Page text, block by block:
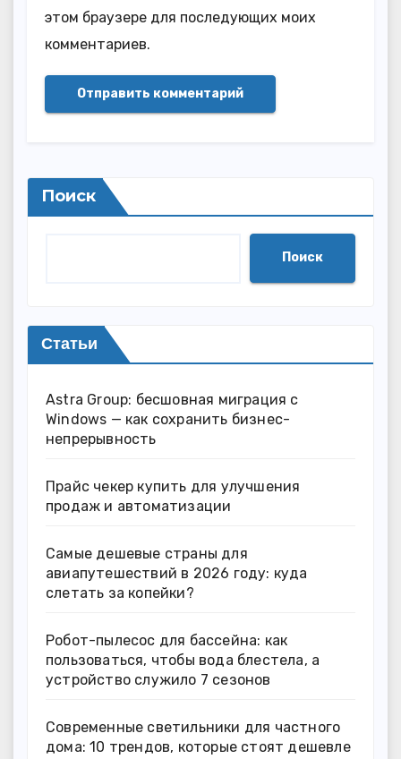
этом браузере для последующих моих
комментариев.
Поиск
Поиск
Статьи
Astra Group: бесшовная миграция с
Windows — как сохранить бизнес-
непрерывность
Прайс чекер купить для улучшения
продаж и автоматизации
Самые дешевые страны для
авиапутешествий в 2026 году: куда
слетать за копейки?
Робот-пылесос для бассейна: как
пользоваться, чтобы вода блестела, а
устройство служило 7 сезонов
Современные светильники для частного
дома: 10 трендов, которые стоят дешевле